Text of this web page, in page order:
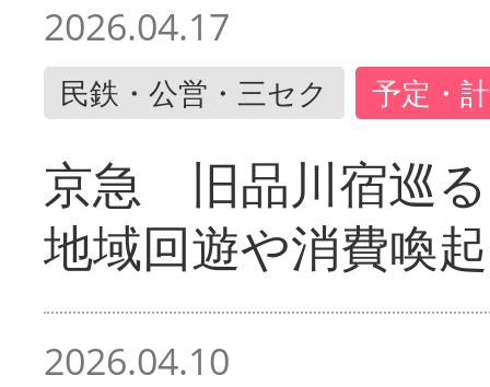
2026.04.17
民鉄・公営・三セク 予定・
京急 旧品川宿巡
地域回遊や消費喚起
2026.04.10